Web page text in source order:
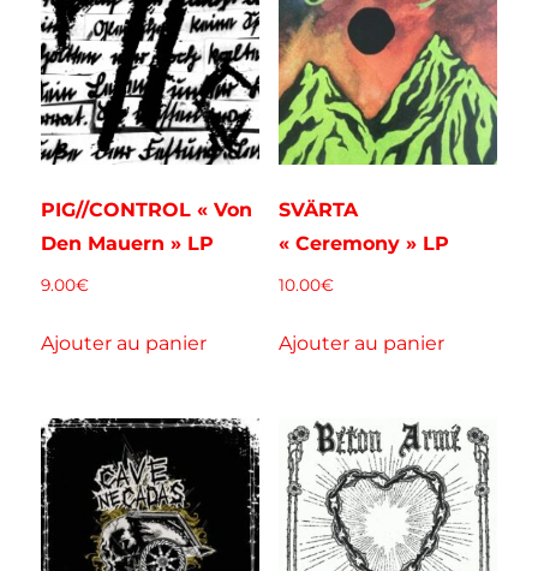
PIG//CONTROL « Von
Den Mauern » LP
9.00€
Ajouter au panier
SVÄRTA
« Ceremony » LP
10.00€
Ajouter au panier